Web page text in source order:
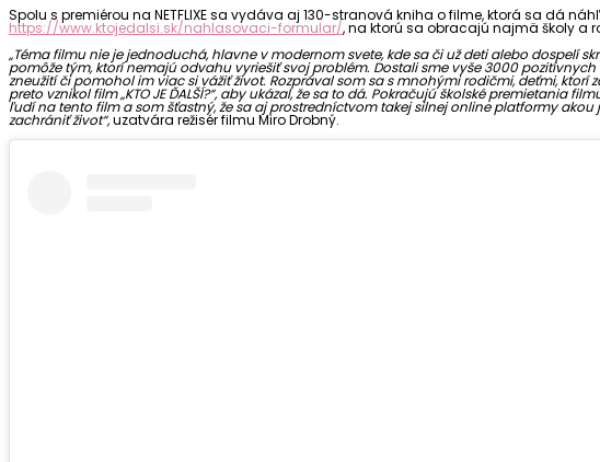
Spolu s premiérou na NETFLIXE sa vydáva aj 130-stranová kniha o filme, ktorá sa dá
https://www.ktojedalsi.sk/nahlasovaci-formular/, na ktorú sa obracajú najmä školy a
„Téma filmu nie je jednoduchá, hlavne v modernom svete, kde sa či už deti alebo dospelí
pomôže tým, ktorí nemajú odvahu vyriešiť svoj problém. Dostali sme vyše 3000
zneužití či pomohol im viac si vážiť život. Rozprával som sa s mnohými rodičmi, deťmi,
preto vznikol film „KTO JE ĎALŠÍ?“, aby ukázal, že sa to dá. Pokračujú školské
ľudí na tento film a som šťastný, že sa aj prostredníctvom takej silnej online platformy
zachrániť život“,uzatvára režisér filmu Miro Drobný.